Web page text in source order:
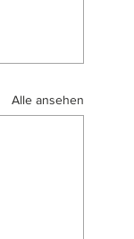
Alle ansehen